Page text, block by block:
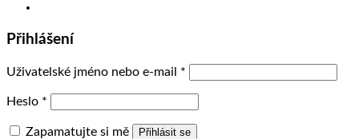
Přihlášení
Uživatelské jméno nebo e-mail *
Heslo *
Zapamatujte si mě Přihlásit se